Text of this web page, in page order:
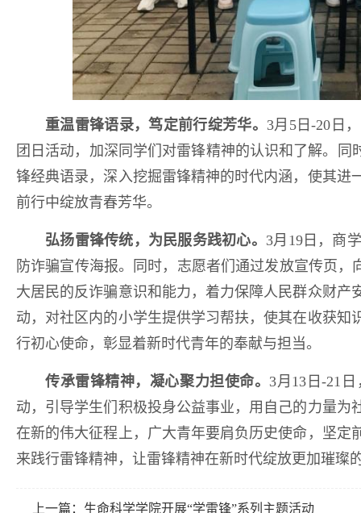
重温雷锋语录，笃定前行绽芳华。 3月5日-20日
团日活动，加深同学们对雷锋精神的认识和了解。
锋经典语录，深入挖掘雷锋精神的时代内涵，使其
前行中绽放青春芳华。
弘扬雷锋传统，为民服务践初心。 3月19日，商
防诈骗宣传海报。同时，志愿者们通过发放宣传页
大居民的反诈骗意识和能力，着力保障人民群众财
动，对社区内的小学生提供学习帮扶，使其在收获
行初心使命，彰显着新时代青年的奉献与担当。
传承雷锋精神，凝心聚力担使命。 3月13日-21
动，引导学生们积极投身公益事业，用自己的力量
在新的伟大征程上，广大青年要肩负历史使命，坚
来践行雷锋精神，让雷锋精神在新时代绽放更加璀璨
上一篇： 生命科学学院开展“学雷锋”系列主题活动